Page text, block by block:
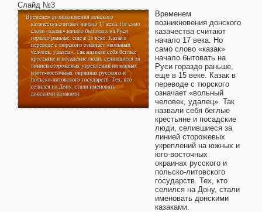
Слайд №3
Временем
возникновения донского
казачества считают
начало 17 века. Но
само слово «казак»
начало бытовать на
Руси гораздо раньше,
еще в 15 веке. Казак в
переводе с тюрского
означает «вольный
человек, удалец». Так
назвали себя беглые
крестьяне и посадские
люди, селившиеся за
линией сторожевых
укреплений на южных и
юго-восточных
окраинах русского и
польско-литовского
государств. Тех, кто
селился на Дону, стали
именовать донскими
казаками.